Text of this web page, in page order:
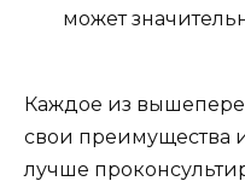
может
Каждое из
свои преимущества
лучше